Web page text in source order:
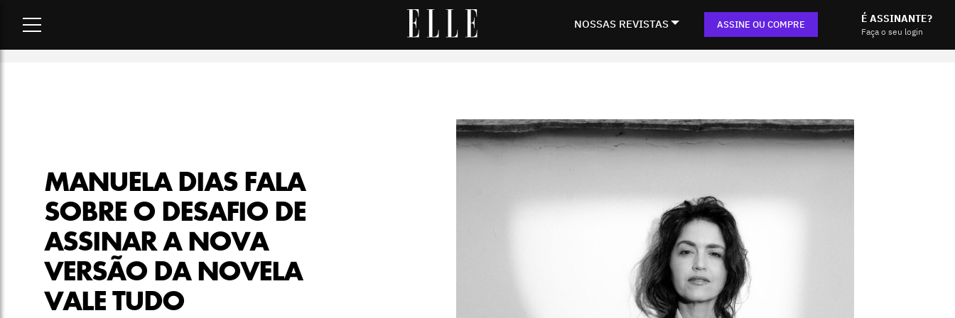
NOSSAS REVISTAS ASSINE OU COMPRE É ASSINANTE?
Faça o seu login
Manuela Dias fala sobre o desafio de assinar a nova versão da novela Vale tudo
MANUELA DIAS FALA
SOBRE O DESAFIO DE
ASSINAR A NOVA
VERSÃO DA NOVELA
VALE TUDO